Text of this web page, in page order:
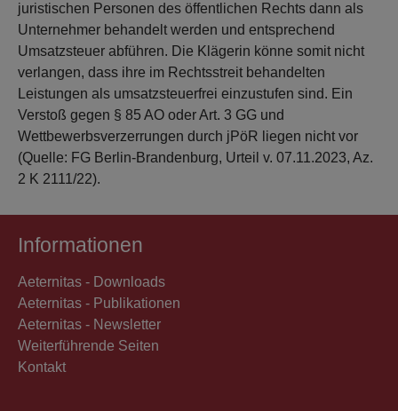
juristischen Personen des öffentlichen Rechts dann als
Unternehmer behandelt werden und entsprechend
Umsatzsteuer abführen. Die Klägerin könne somit nicht
verlangen, dass ihre im Rechtsstreit behandelten
Leistungen als umsatzsteuerfrei einzustufen sind. Ein
Verstoß gegen § 85 AO oder Art. 3 GG und
Wettbewerbsverzerrungen durch jPöR liegen nicht vor
(Quelle: FG Berlin-Brandenburg, Urteil v. 07.11.2023, Az.
2 K 2111/22).
Informationen
Aeternitas - Downloads
Aeternitas - Publikationen
Aeternitas - Newsletter
Weiterführende Seiten
Kontakt